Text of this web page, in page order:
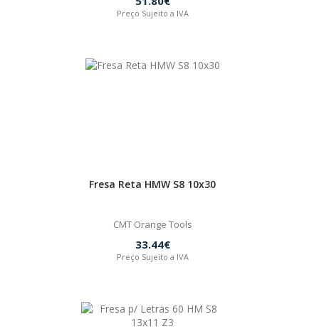
Preço Sujeito a IVA
Fresa Reta HMW S8 10x30
CMT Orange Tools
33.44€
Preço Sujeito a IVA